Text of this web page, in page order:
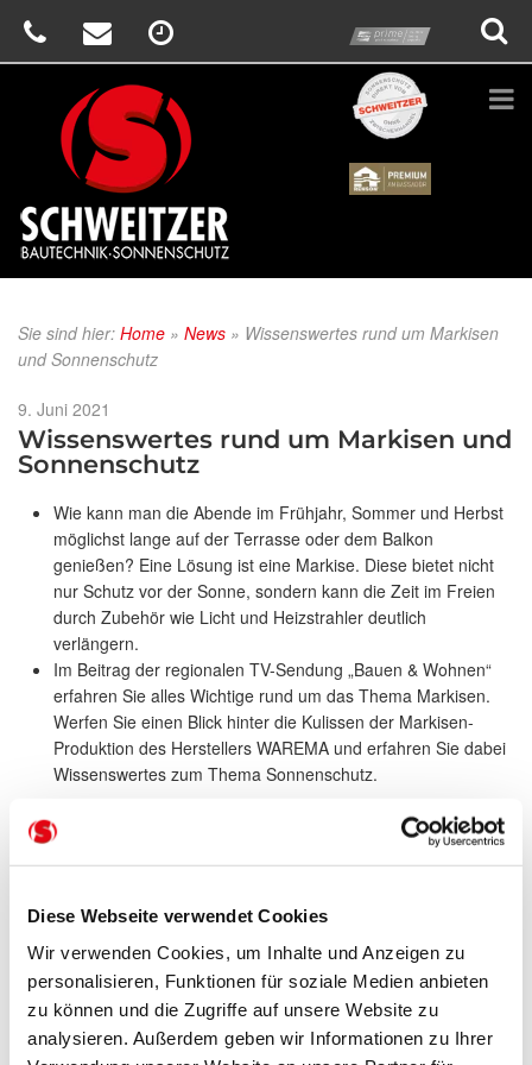
Diese Webseite verwendet Cookies
Wir verwenden Cookies, um Inhalte und Anzeigen zu
personalisieren, Funktionen für soziale Medien anbieten
zu können und die Zugriffe auf unsere Website zu
analysieren. Außerdem geben wir Informationen zu Ihrer
Sie sind hier: Home » News » Wissenswertes rund um Markisen
und Sonnenschutz
Veröffentlicht
am
9. Juni 2021
Wissenswertes rund um Markisen und
Sonnenschutz
Wie kann man die Abende im Frühjahr, Sommer und Herbst
möglichst lange auf der Terrasse oder dem Balkon
genießen? Eine Lösung ist eine Markise. Diese bietet nicht
nur Schutz vor der Sonne, sondern kann die Zeit im Freien
durch Zubehör wie Licht und Heizstrahler deutlich
verlängern.
Im Beitrag der regionalen TV-Sendung „Bauen & Wohnen“
erfahren Sie alles Wichtige rund um das Thema Markisen.
Werfen Sie einen Blick hinter die Kulissen der Markisen-
Produktion des Herstellers WAREMA und erfahren Sie dabei
Wissenswertes zum Thema Sonnenschutz.
weiterführende Infos
Schweitzer